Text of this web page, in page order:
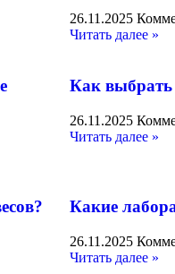
26.11.2025
Читать далее »
Как выбрать
26.11.2025
Читать далее »
Какие
26.11.2025
Читать далее »